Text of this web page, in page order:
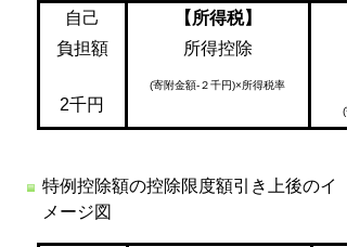
自己
負担額
2千円
【所得税】
所得控除
(寄附金額-２千円)×所得税率
特例控除額の控除限度額引き上後のイ
メージ図